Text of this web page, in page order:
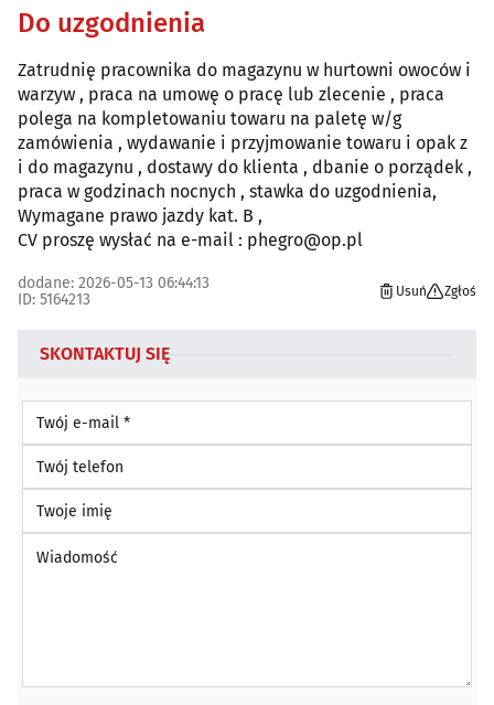
Do uzgodnienia
Zatrudnię pracownika do magazynu w hurtowni owoców i
warzyw , praca na umowę o pracę lub zlecenie , praca
polega na kompletowaniu towaru na paletę w/g
zamówienia , wydawanie i przyjmowanie towaru i opak z
i do magazynu , dostawy do klienta , dbanie o porządek ,
praca w godzinach nocnych , stawka do uzgodnienia,
Wymagane prawo jazdy kat. B ,
CV proszę wysłać na e-mail : phegro@op.pl
dodane: 2026-05-13 06:44:13
ID: 5164213
Usuń Zgłoś
SKONTAKTUJ SIĘ